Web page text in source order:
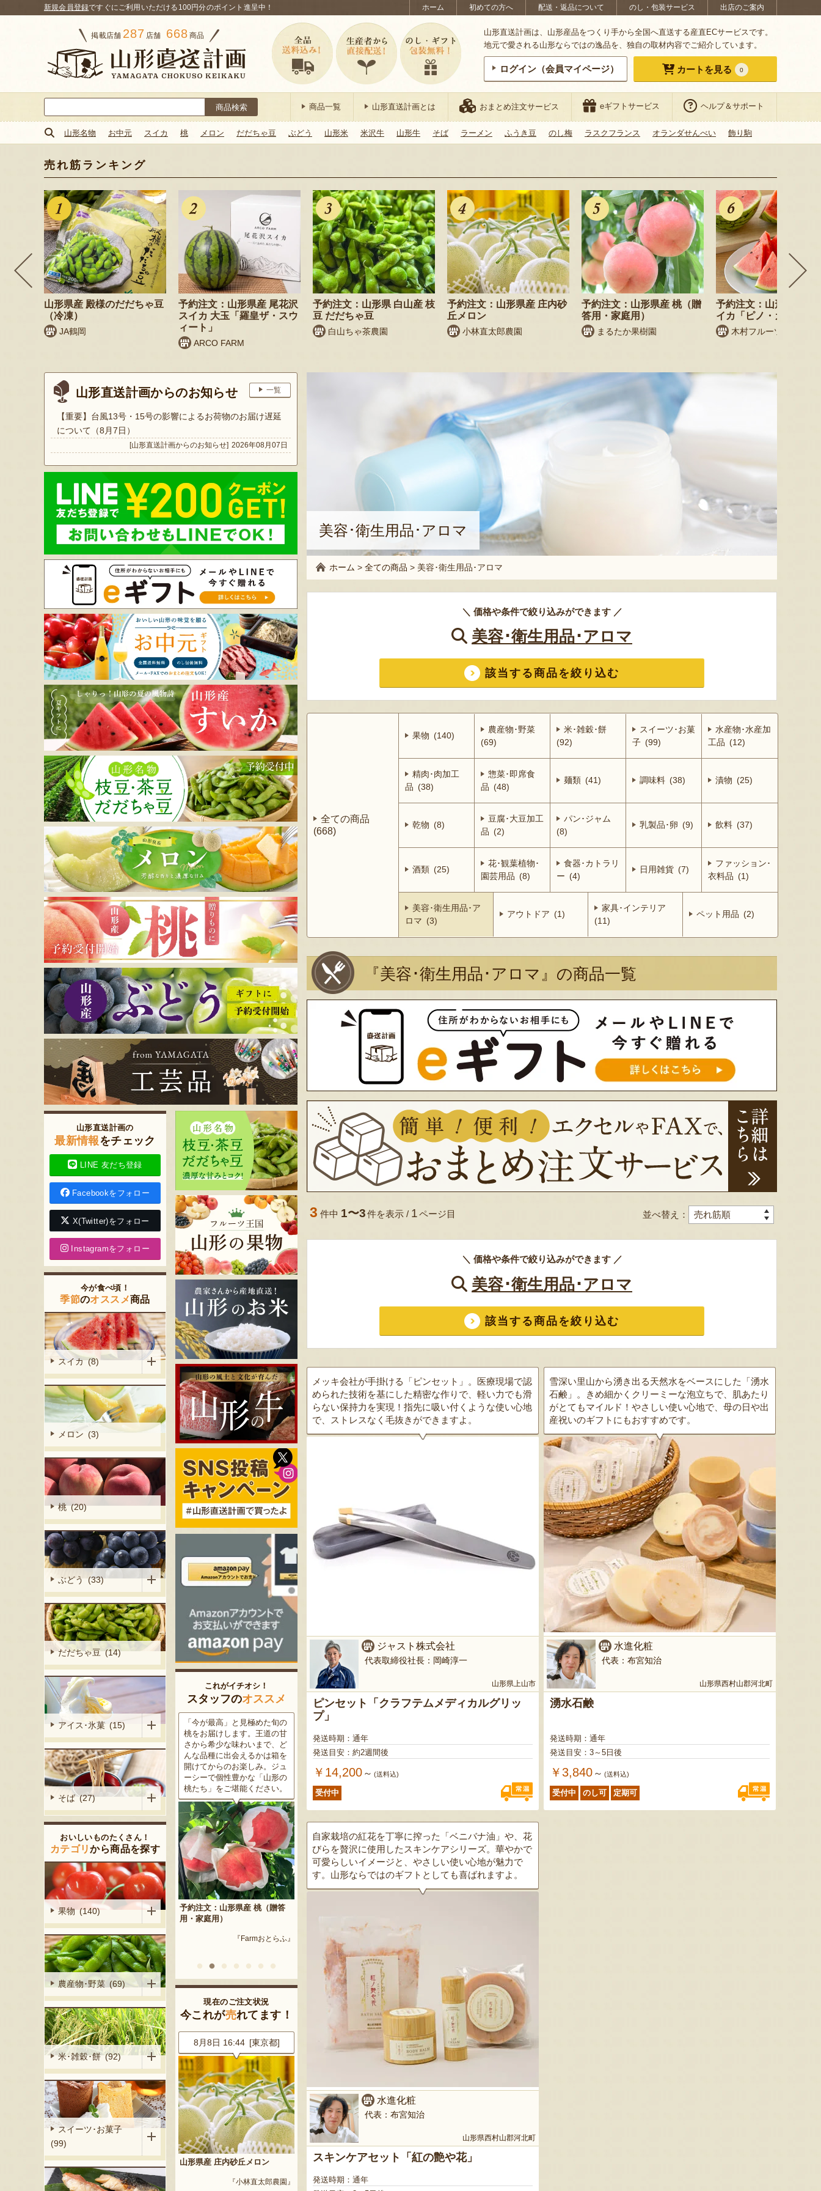
ホーム 初めての方へ 配送・返品について のし・包装サービス 出店のご案内
新規会員登録ですぐにご利用いただける100円分のポイント進呈中！
掲載店舗 287 店舗 668 商品
山形直送計画は、山形産品をつくり手から全国へ直送する産直ECサービスです。
地元で愛される山形ならではの逸品を、独自の取材内容でご紹介しています。
ログイン（会員マイページ） カートを見る 0
索:
商品一覧 山形直送計画とは おまとめ注文サービス eギフトサービス ヘルプ＆サポート
山形名物 お中元 スイカ 桃 メロン だだちゃ豆 ぶどう 山形米 米沢牛 山形牛 そば ラーメン ふうき豆 のし梅 ラスクフランス オランダせんべい 飾り駒
売れ筋ランキング
山形県産 殿様のだだちゃ豆
（冷凍）
JA鶴岡
予約注文：山形県産 尾花沢
スイカ 大玉「羅皇ザ・スウ
ィート」
ARCO FARM
予約注文：山形県 白山産 枝
豆 だだちゃ豆
白山ちゃ茶農園
予約注文：山形県産 庄内砂
丘メロン
小林直太郎農園
予約注文：山形県産 桃（贈
答用・家庭用）
まるたか果樹園
予約注文：山形県産 小
イカ「ピノ・ガール」
木村フルーツ
山形直送計画からのお知らせ 一覧
【重要】台風13号・15号の影響によるお荷物のお届け遅延
について（8月7日）
[山形直送計画からのお知らせ] 2026年08月07日
美容･衛生用品･アロマ
ホーム > 全ての商品 > 美容･衛生用品･アロマ
＼ 価格や条件で絞り込みができます ／
美容･衛生用品･アロマ
該当する商品を絞り込む
全ての商品
(668)
果物 (140)
農産物･野菜
(69)
米･雑穀･餅
(92)
スイーツ･お菓
子 (99)
水産物･水産加
工品 (12)
精肉･肉加工
品 (38)
惣菜･即席食
品 (48)
麺類 (41) 調味料 (38) 漬物 (25)
乾物 (8)
豆腐･大豆加工
品 (2)
パン･ジャム
(8)
乳製品･卵 (9) 飲料 (37)
酒類 (25)
花･観葉植物･
園芸用品 (8)
食器･カトラリ
ー (4)
日用雑貨 (7)
ファッション･
衣料品 (1)
美容･衛生用品･ア
ロマ (3)
アウトドア (1)
家具･インテリア
(11)
ペット用品 (2)
『美容･衛生用品･アロマ』の商品一覧
3 件中 1〜3件を表示 / 1ページ目 並べ替え：
＼ 価格や条件で絞り込みができます ／
美容･衛生用品･アロマ
該当する商品を絞り込む
メッキ会社が手掛ける「ピンセット」。医療現場で認
められた技術を基にした精密な作りで、軽い力でも滑
らない保持力を実現！指先に吸い付くような使い心地
で、ストレスなく毛抜きができますよ。
ジャスト株式会社
山形県上山市
代表取締役社長：岡崎淳一
ピンセット「クラフテムメディカルグリッ
プ」
発送時期：通年
発送目安：約2週間後
￥14,200 ～ (送料込)
受付中
雪深い里山から湧き出る天然水をベースにした「湧水
石鹸」。きめ細かくクリーミーな泡立ちで、肌あたり
がとてもマイルド！やさしい使い心地で、母の日や出
産祝いのギフトにもおすすめです。
水進化粧
山形県西村山郡河北町
代表：布宮知治
湧水石鹸
発送時期：通年
発送目安：3～5日後
￥3,840 ～ (送料込)
受付中 のし可 定期可
自家栽培の紅花を丁寧に搾った「ベニバナ油」や、花
びらを贅沢に使用したスキンケアシリーズ。華やかで
可愛らしいイメージと、やさしい使い心地が魅力で
す。山形ならではのギフトとしても喜ばれますよ。
水進化粧
山形県西村山郡河北町
代表：布宮知治
スキンケアセット「紅の艶や花」
発送時期：通年
山形直送計画の
最新情報をチェック
LINE 友だち登録
Facebookをフォロー
X(Twitter)をフォロー
Instagramをフォロー
今が食べ頃！
季節のオススメ商品
スイカ (8)
メロン (3)
桃 (20)
ぶどう (33)
だだちゃ豆 (14)
アイス･氷菓 (15)
そば (27)
おいしいものたくさん！
カテゴリから商品を探す
果物 (140)
農産物･野菜 (69)
米･雑穀･餅 (92)
スイーツ･お菓子
(99)
これがイチオシ！
スタッフのオススメ
フデザイン』
「今が最高」と見極めた旬の
桃をお届けします。王道の甘
さから希少な味わいまで、ど
んな品種に出会えるかは箱を
開けてからのお楽しみ。ジュ
ーシーで個性豊かな「山形の
桃たち」をご堪能ください。
予約注文：山形県産 桃（贈答
用・家庭用）
『Farmおとらふ』
米沢牛は、非常に厳しい条件
をクリアした最高級のブラン
ド牛。美しいサシ・きめ細か
な肉質・とろける食感・濃厚
な旨味、すべてが抜群です。
高級感のある黒化粧箱入りの
ため、大切な人への贈り物に
どうぞ！
米沢牛
『肉匠えんどう』
三和油脂の看板商品「まいに
ちのこめ油」は、新鮮な国産
の「米ぬか」から作られた食
用油。油特有の臭いやクセが
なく、食材の美味しさを引き
立てます。一度使えば、毎日
使いたくなること間違いなし
です。
『三和油脂株式会社』
はなく、美味しさや食感を重
時期に旬の品種をお届けしま
っと詰まった「ミックスゼリ
ー」。色をテーマに、素材の
組み合わせやカットの仕方に
もこだわりました。箱を開け
た瞬間に笑顔になれるゼリー
は、大切な方への贈り物にも
最適。
の」。存在感のある大きさ
まにお届けします。
現在のご注文状況
今これが売れてます！
木ファーム』
8月8日 16:44 [東京都]
山形県産 庄内砂丘メロン
『小林直太郎農園』
8月8日 16:13 [埼玉県]
山形県産 桃（贈答用・家庭用）
『東城農園』
8月8日 16:11 [茨城県]
山形県産 庄内柿
8月8日 12:30 [大阪府]
山形県 白山産 枝豆「だだちゃ